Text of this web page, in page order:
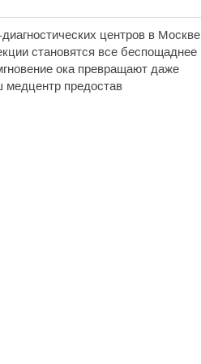
центров в Москве
становятся все беспощаднее
ока превращают даже
медцентр предостав